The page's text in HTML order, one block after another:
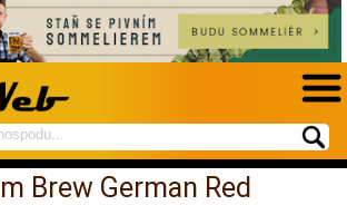
Brew German Red